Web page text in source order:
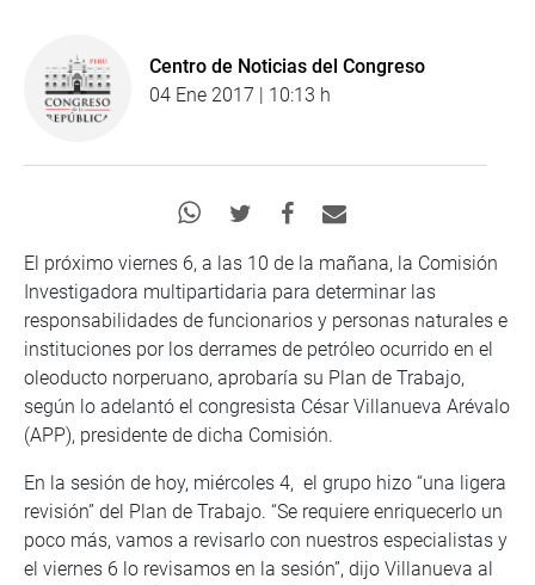
Centro de Noticias del Congreso
04 Ene 2017 | 10:13 h
El próximo viernes 6, a las 10 de la mañana, la Comisión
Investigadora multipartidaria para determinar las
responsabilidades de funcionarios y personas naturales e
instituciones por los derrames de petróleo ocurrido en el
oleoducto norperuano, aprobaría su Plan de Trabajo,
según lo adelantó el congresista César Villanueva Arévalo
(APP), presidente de dicha Comisión.
En la sesión de hoy, miércoles 4, el grupo hizo “una ligera
revisión” del Plan de Trabajo. “Se requiere enriquecerlo un
poco más, vamos a revisarlo con nuestros especialistas y
el viernes 6 lo revisamos en la sesión”, dijo Villanueva al